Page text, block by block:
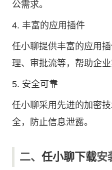
公需求。
4. 丰富的应用插件
任小聊提供丰富的应用
理、审批流等，帮助企业
5. 安全可靠
任小聊采用先进的加密
全，防止信息泄露。
二、 任小聊下载安